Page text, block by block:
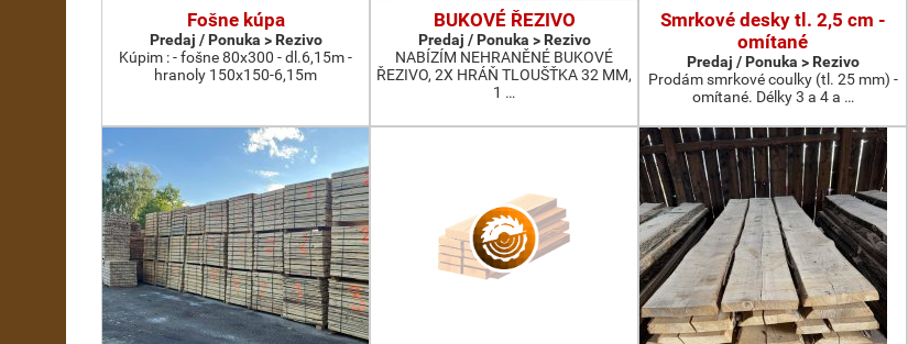
Fošne kúpa
Predaj / Ponuka > Rezivo
Kúpim : - fošne 80x300 - dl.6,15m -
hranoly 150x150-6,15m
BUKOVÉ ŘEZIVO
Predaj / Ponuka > Rezivo
NABÍZÍM NEHRANĚNÉ BUKOVÉ
ŘEZIVO, 2X HRÁŇ TLOUŠŤKA 32 MM,
1 …
Smrkové desky tl. 2,5 cm -
omítané
Predaj / Ponuka > Rezivo
Prodám smrkové coulky (tl. 25 mm) -
omítané. Délky 3 a 4 a …